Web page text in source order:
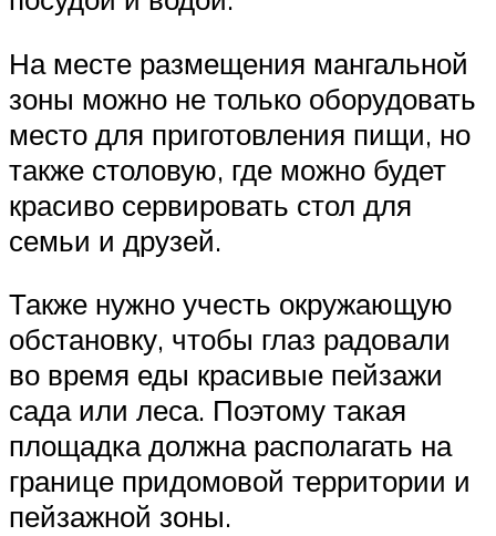
На месте размещения мангальной
зоны можно не только оборудовать
место для приготовления пищи, но
также столовую, где можно будет
красиво сервировать стол для
семьи и друзей.
Также нужно учесть окружающую
обстановку, чтобы глаз радовали
во время еды красивые пейзажи
сада или леса. Поэтому такая
площадка должна располагать на
границе придомовой территории и
пейзажной зоны.